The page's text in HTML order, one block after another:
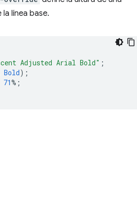
línea base.
Adjusted Arial Bold" ;
Bold);
71%;